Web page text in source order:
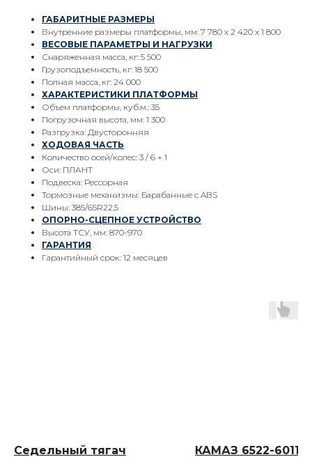
ГАБАРИТНЫЕ РАЗМЕРЫ
Внутренние размеры платформы, мм: 7 780 х 2 420 х 1 800
ВЕСОВЫЕ ПАРАМЕТРЫ И НАГРУЗКИ
Снаряженная масса, кг: 5 500
Грузоподъемность, кг: 18 500
Полная масса, кг: 24 000
ХАРАКТЕРИСТИКИ ПЛАТФОРМЫ
Объем платформы, куб.м.: 35
Погрузочная высота, мм: 1 300
Разгрузка: Двусторонняя
ХОДОВАЯ ЧАСТЬ
Количество осей/колес: 3 / 6 + 1
Оси: ПЛАНТ
Подвеска: Рессорная
Тормозные механизмы: Барабанные с ABS
Шины: 385/65R22,5
ОПОРНО-СЦЕПНОЕ УСТРОЙСТВО
Высота ТСУ, мм: 870-970
ГАРАНТИЯ
Гарантийный срок: 12 месяцев
Седельный тягач КАМАЗ 6522-6011-